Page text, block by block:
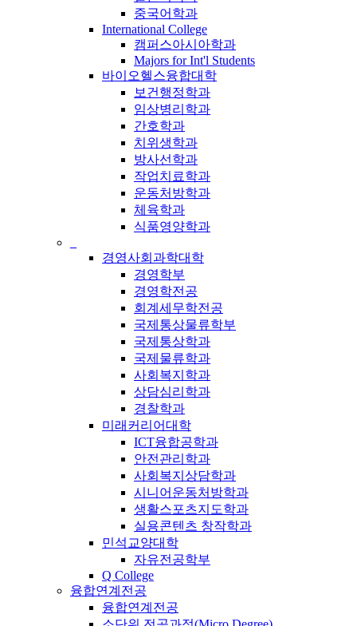
중국어학과
International College
캠퍼스아시아학과
Majors for Int'l Students
바이오헬스융합대학
보건행정학과
임상병리학과
간호학과
치위생학과
방사선학과
작업치료학과
운동처방학과
체육학과
식품영양학과
경영사회과학대학
경영학부
경영학전공
회계세무학전공
국제통상물류학부
국제통상학과
국제물류학과
사회복지학과
상담심리학과
경찰학과
미래커리어대학
ICT융합공학과
안전관리학과
사회복지상담학과
시니어운동처방학과
생활스포츠지도학과
실용콘텐츠 창작학과
민석교양대학
자유전공학부
Q College
융합연계전공
융합연계전공